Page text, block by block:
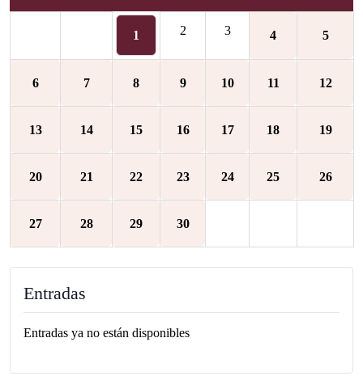
1 2 3 4 5
6 7 8 9 10 11 12
13 14 15 16 17 18 19
20 21 22 23 24 25 26
27 28 29 30
Entradas
Entradas ya no están disponibles